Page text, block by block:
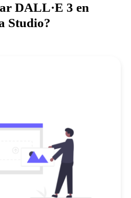
DALL·E 3 en
Studio?